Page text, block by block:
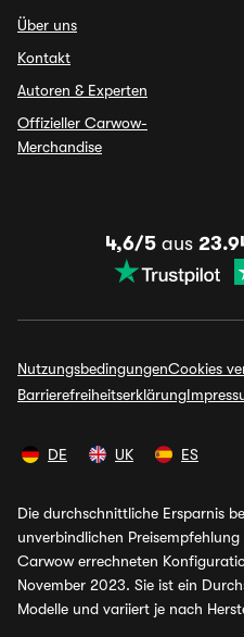
Über uns
Kontakt
Autoren & Experten
Offizieller Carwow-
Merchandise
4,6/5aus
NutzungsbedingungenCookies
Barrierefreiheitserklärung
DE UK ES
Die durchschnittliche Ersparnis
unverbindlichen
Carwow errechneten
November 2023. Sie ist ein
Modelle und variiert je nach